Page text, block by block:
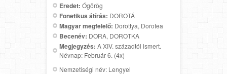
Eredet: Ógörög
Fonetikus átírás: DOROTÁ
Magyar megfelelő: Dorottya, Dorotea
Becenév: DORA, DOROTKA
Megjegyzés: A XIV. századtól ismert.
Névnap: Február 6. (4x)
Nemzetiségi név: Lengyel